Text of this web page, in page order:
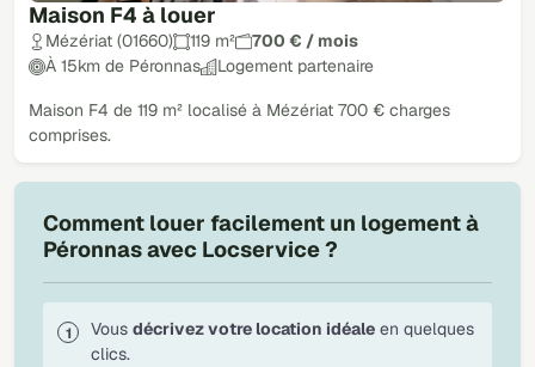
Maison F4 à louer
Mézériat (01660) 119 m²
700 € / mois
À 15km de Péronnas
Logement partenaire
Maison F4 de 119 m² localisé à Mézériat 700 € charges
comprises.
Comment louer facilement un logement à
Péronnas avec Locservice ?
Vous décrivez votre location idéale en quelques
clics.